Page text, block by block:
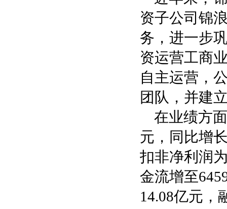
资子公司锦
务，进一步
资运营工商
自主运营，
团队，并建
在业绩方
元，同比增
扣非净利润
金流增至
14.08亿元，